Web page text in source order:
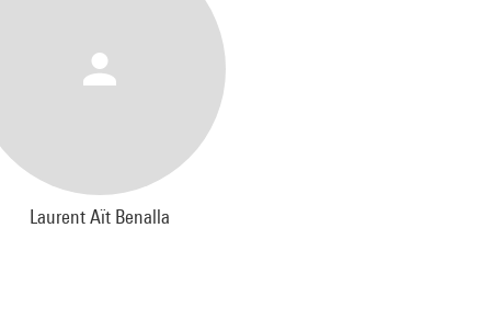
Laurent Aït Benalla